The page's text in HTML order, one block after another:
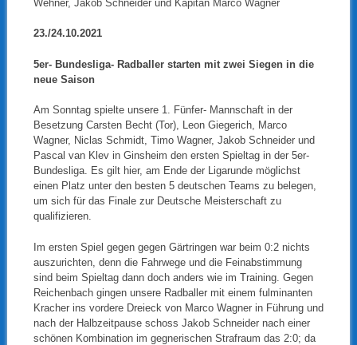
Wehner, Jakob Schneider und Kapitän Marco Wagner
23./24.10.2021
5er- Bundesliga- Radballer starten mit zwei Siegen in die
neue Saison
Am Sonntag spielte unsere 1. Fünfer- Mannschaft in der
Besetzung Carsten Becht (Tor), Leon Giegerich, Marco
Wagner, Niclas Schmidt, Timo Wagner, Jakob Schneider und
Pascal van Klev in Ginsheim den ersten Spieltag in der 5er-
Bundesliga. Es gilt hier, am Ende der Ligarunde möglichst
einen Platz unter den besten 5 deutschen Teams zu belegen,
um sich für das Finale zur Deutsche Meisterschaft zu
qualifizieren.
Im ersten Spiel gegen gegen Gärtringen war beim 0:2 nichts
auszurichten, denn die Fahrwege und die Feinabstimmung
sind beim Spieltag dann doch anders wie im Training. Gegen
Reichenbach gingen unsere Radballer mit einem fulminanten
Kracher ins vordere Dreieck von Marco Wagner in Führung und
nach der Halbzeitpause schoss Jakob Schneider nach einer
schönen Kombination im gegnerischen Strafraum das 2:0; da